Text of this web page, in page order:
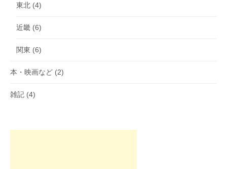
東北 (4)
近畿 (6)
関東 (6)
本・映画など (2)
雑記 (4)